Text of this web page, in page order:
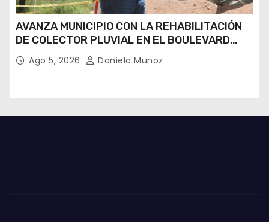
AVANZA MUNICIPIO CON LA REHABILITACIÓN
DE COLECTOR PLUVIAL EN EL BOULEVARD
JUAN PABLO II
Ago 5, 2026 Daniela Munoz